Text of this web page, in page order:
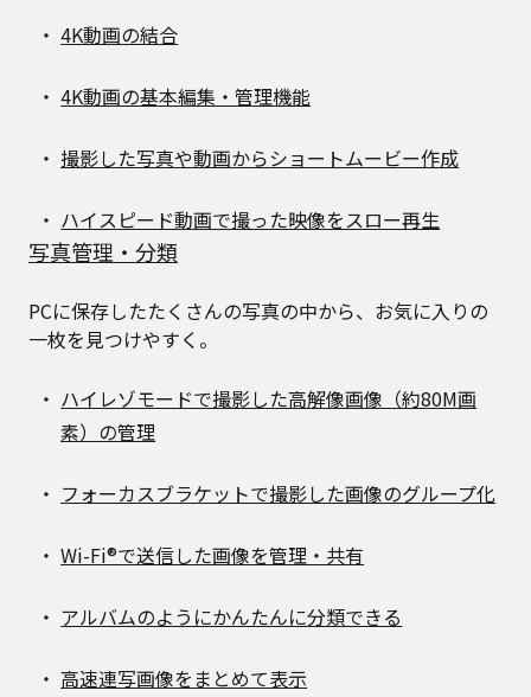
4K動画の結合
4K動画の基本編集・管理機能
撮影した写真や動画からショートムービー作成
ハイスピード動画で撮った映像をスロー再生
写真管理・分類
PCに保存したたくさんの写真の中から、お気に入りの
一枚を見つけやすく。
ハイレゾモードで撮影した高解像画像（約80M画
素）の管理
フォーカスブラケットで撮影した画像のグループ化
Wi-Fi®で送信した画像を管理・共有
アルバムのようにかんたんに分類できる
高速連写画像をまとめて表示